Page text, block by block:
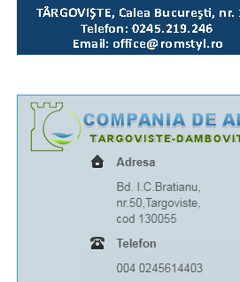
segmentul cuprins între
de Cultură a Sindicatelor.
19:45, traficul va fi oprit pe Calea
și Str. Stelea), Str. Stelea și Str.
putea fi parcate autoturismele
(segmentul cuprins între
Sindicatelor), începând cu ziua
15:00, până marți, 11 august, ora
Revoluției, în ziua de 10 august,
21:00. Totodată, marți, 11 august,
13:00, Bulevardul Libertății va fi